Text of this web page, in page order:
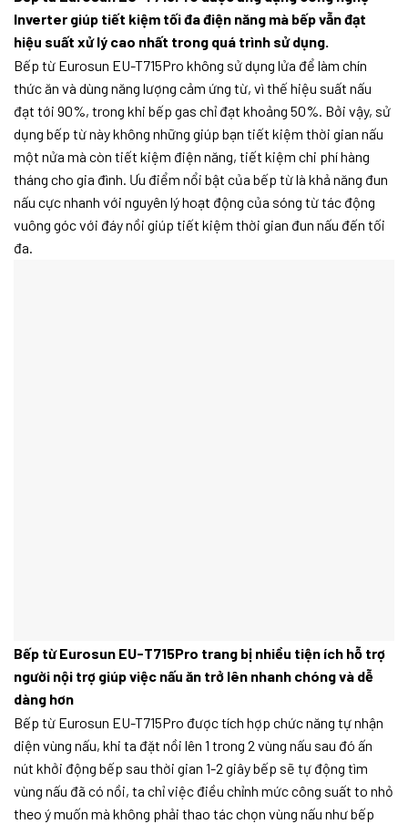
Inverter giúp tiết kiệm tối đa điện năng mà bếp vẫn đạt
hiệu suất xử lý cao nhất trong quá trình sử dụng.
Bếp từ Eurosun EU-T715Pro không sử dụng lửa để làm chín
thức ăn và dùng năng lượng cảm ứng từ, vì thế hiệu suất nấu
đạt tới 90%, trong khi bếp gas chỉ đạt khoảng 50%. Bởi vậy, sử
dụng bếp từ này không những giúp bạn tiết kiệm thời gian nấu
một nửa mà còn tiết kiệm điện năng, tiết kiệm chi phí hàng
tháng cho gia đình. Ưu điểm nổi bật của bếp từ là khả năng đun
nấu cực nhanh với nguyên lý hoạt động của sóng từ tác động
vuông góc với đáy nồi giúp tiết kiệm thời gian đun nấu đến tối
đa.
Bếp từ Eurosun EU-T715Pro trang bị nhiều tiện ích hỗ trợ
người nội trợ giúp việc nấu ăn trở lên nhanh chóng và dễ
dàng hơn
Bếp từ Eurosun EU-T715Pro được tích hợp chức năng tự nhận
diện vùng nấu, khi ta đặt nồi lên 1 trong 2 vùng nấu sau đó ấn
nút khởi động bếp sau thời gian 1-2 giây bếp sẽ tự động tìm
vùng nấu đã có nồi, ta chỉ việc điều chỉnh mức công suất to nhỏ
theo ý muốn mà không phải thao tác chọn vùng nấu như bếp